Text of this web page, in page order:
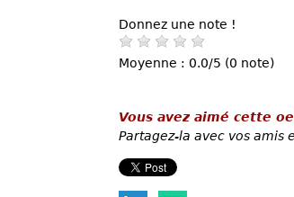
Donnez une note !
Moyenne : 0.0/5 (0 note)
Vous avez aimé cette
Partagez-la avec vos amis